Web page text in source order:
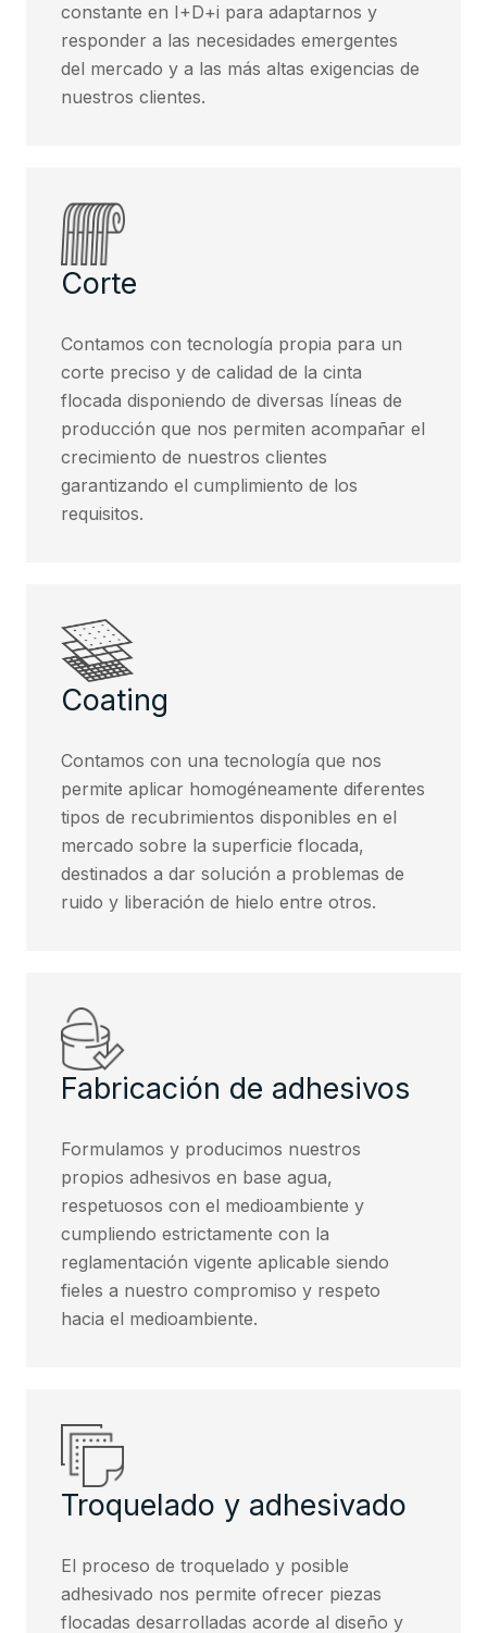
constante en I+D+i para adaptarnos y
responder a las necesidades emergentes
del mercado y a las más altas exigencias de
nuestros clientes.
Corte
Contamos con tecnología propia para un
corte preciso y de calidad de la cinta
flocada disponiendo de diversas líneas de
producción que nos permiten acompañar el
crecimiento de nuestros clientes
garantizando el cumplimiento de los
requisitos.
Coating
Contamos con una tecnología que nos
permite aplicar homogéneamente diferentes
tipos de recubrimientos disponibles en el
mercado sobre la superficie flocada,
destinados a dar solución a problemas de
ruido y liberación de hielo entre otros.
Fabricación de adhesivos
Formulamos y producimos nuestros
propios adhesivos en base agua,
respetuosos con el medioambiente y
cumpliendo estrictamente con la
reglamentación vigente aplicable siendo
fieles a nuestro compromiso y respeto
hacia el medioambiente.
Troquelado y adhesivado
El proceso de troquelado y posible
adhesivado nos permite ofrecer piezas
flocadas desarrolladas acorde al diseño y